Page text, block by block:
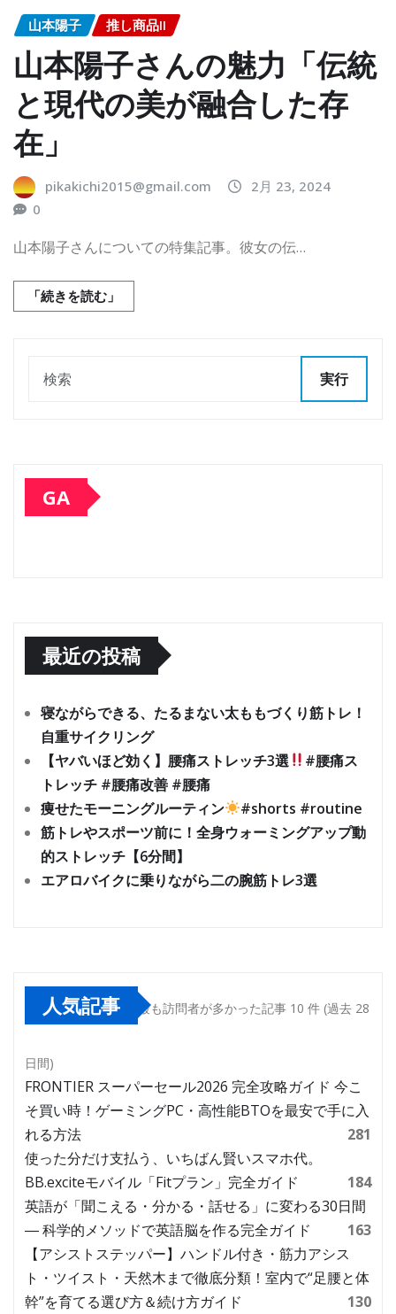
山本陽子 推し商品II
山本陽子さんの魅力「伝統
と現代の美が融合した存
在」
pikakichi2015@gmail.com
2月 23, 2024
0
山本陽子さんについての特集記事。彼女の伝…
「続きを読む」
実行
GA
最近の投稿
寝ながらできる、たるまない太ももづくり筋トレ！
自重サイクリング
【ヤバいほど効く】腰痛ストレッチ3選
#腰痛ス
トレッチ #腰痛改善 #腰痛
痩せたモーニングルーティン
#shorts #routine
筋トレやスポーツ前に！全身ウォーミングアップ動
的ストレッチ【6分間】
エアロバイクに乗りながら二の腕筋トレ3選
人気記事 最も訪問者が多かった記事 10 件 (過去 28
日間)
FRONTIER スーパーセール2026 完全攻略ガイド 今こ
そ買い時！ゲーミングPC・高性能BTOを最安で手に入
れる方法
281
使った分だけ支払う、いちばん賢いスマホ代。
BB.exciteモバイル「Fitプラン」完全ガイド
184
英語が「聞こえる・分かる・話せる」に変わる30日間
― 科学的メソッドで英語脳を作る完全ガイド
163
【アシストステッパー】ハンドル付き・筋力アシス
ト・ツイスト・天然木まで徹底分類！室内で“足腰と体
幹”を育てる選び方＆続け方ガイド
130